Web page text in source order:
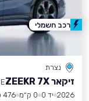
נצרת
זיקאר ZEEKR 7X
2026 יד 0 0 ק״מ
476 טווח נסיעה
רכב חשמלי